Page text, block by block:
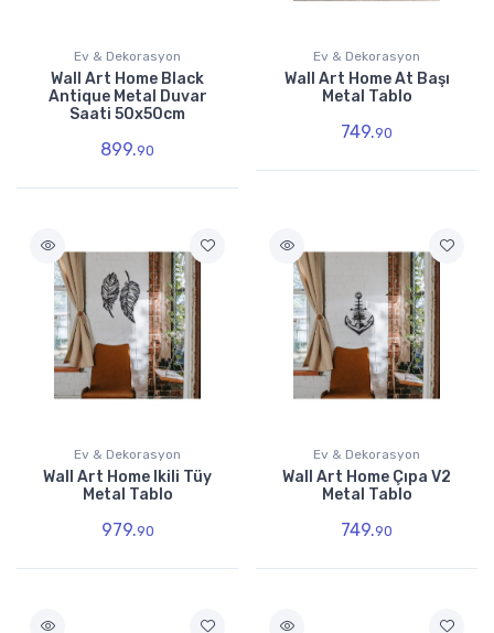
Ev & Dekorasyon
Wall Art Home Black
Antique Metal Duvar
Saati 50x50cm
899.90
Ev & Dekorasyon
Wall Art Home At Başı
Metal Tablo
749.90
Ev & Dekorasyon
Wall Art Home Ikili Tüy
Metal Tablo
979.90
Ev & Dekorasyon
Wall Art Home Çıpa V2
Metal Tablo
749.90